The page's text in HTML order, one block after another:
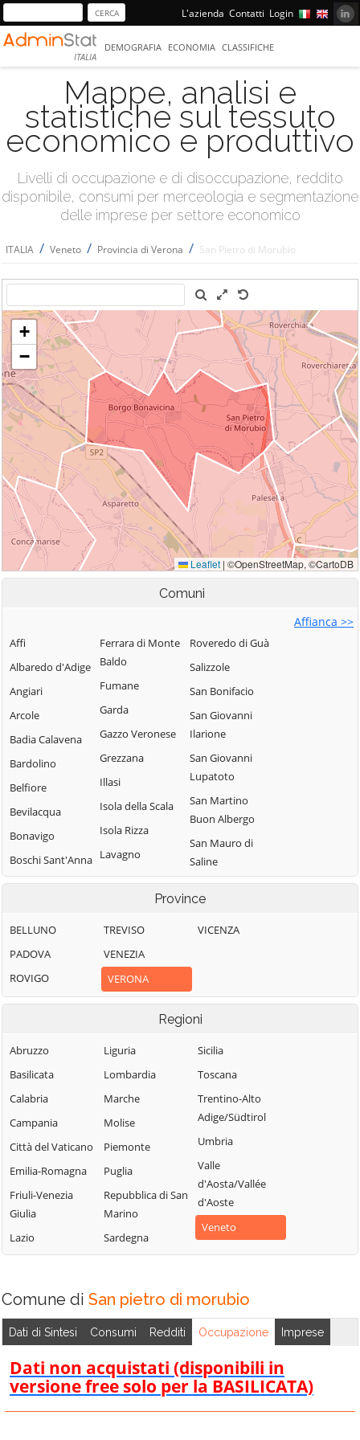
L'azienda Contatti Login
ITALIA
DEMOGRAFIA ECONOMIA CLASSIFICHE
Mappe, analisi e
statistiche sul tessuto
economico e produttivo
Livelli di occupazione e di disoccupazione, reddito
disponibile, consumi per merceologia e segmentazione
delle imprese per settore economico
ITALIA / Veneto / Provincia di Verona / San Pietro di Morubio
Comuni
Affianca >>
Affi
Albaredo d'Adige
Angiari
Arcole
Badia Calavena
Bardolino
Belfiore
Bevilacqua
Bonavigo
Boschi Sant'Anna
Bosco
Bovolone
Brentino Belluno
Brenzone sul
Casaleone
Castel d'Azzano
Cazzano di
Tramigna
Cerea
Cologna Veneta
Ferrara di Monte
Baldo
Fumane
Garda
Gazzo Veronese
Grezzana
Illasi
Isola della Scala
Isola Rizza
Lavagno
Lazise
Malcesine
Marano di
Valpolicella
Mezzane di Sotto
Crosara
d'Alpone
Mozzecane
Negrar di
Valpolicella
Nogara
Nogarole Rocca
Oppeano
Pastrengo
Peschiera del
Povegliano
Veronese
Roveredo di Guà
Salizzole
San Bonifacio
San Giovanni
Ilarione
San Giovanni
Lupatoto
San Martino
Buon Albergo
San Mauro di
Saline
San Pietro di
Morubio
San Pietro in
San Zeno di
Montagna
Sanguinetto
Valpolicella
Sant'Anna
d'Alfaedo
Selva di Progno
Soave
Sommacampagna
Sona
Sorgà
Terrazzo
Tregnago
Trevenzuolo
Valeggio sul
Mincio
Velo Veronese
Verona
Province
BELLUNO
PADOVA
ROVIGO
TREVISO
VENEZIA
VERONA
VICENZA
Regioni
Abruzzo
Basilicata
Calabria
Campania
Città del Vaticano
Emilia-Romagna
Friuli-Venezia
Giulia
Lazio
Liguria
Lombardia
Marche
Molise
Piemonte
Puglia
Repubblica di San
Marino
Sardegna
Sicilia
Toscana
Trentino-Alto
Adige/Südtirol
Umbria
Valle
d'Aosta/Vallée
d'Aoste
Veneto
Comune di San pietro di morubio
Dati di Sintesi Consumi Redditi Occupazione Imprese
Dati non acquistati (disponibili in
versione free solo per la BASILICATA)